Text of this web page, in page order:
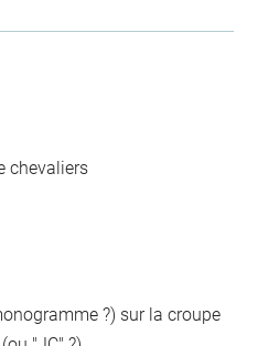
chevaliers
?) sur la croupe